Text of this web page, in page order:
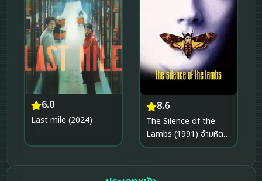
6.0
Last mile (2024)
8.6
The Silence of the
Lambs (1991) อำมหิตไม่
เงียบ